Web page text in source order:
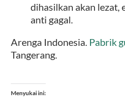
dihasilkan akan lezat,
anti gagal.
Arenga Indonesia. Pabrik
Tangerang.
Menyukai ini: